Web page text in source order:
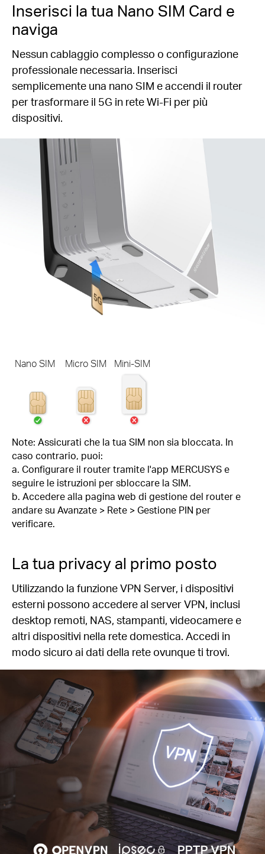
Inserisci la tua Nano SIM Card e
naviga
Nessun cablaggio complesso o configurazione
professionale necessaria. Inserisci
semplicemente una nano SIM e accendi il router
per trasformare il 5G in rete Wi-Fi per più
dispositivi.
Nano SIM Micro SIM Mini-SIM
Note: Assicurati che la tua SIM non sia bloccata. In
caso contrario, puoi:
a. Configurare il router tramite l'app MERCUSYS e
seguire le istruzioni per sbloccare la SIM.
b. Accedere alla pagina web di gestione del router e
andare su Avanzate > Rete > Gestione PIN per
verificare.
La tua privacy al primo posto
Utilizzando la funzione VPN Server, i dispositivi
esterni possono accedere al server VPN, inclusi
desktop remoti, NAS, stampanti, videocamere e
altri dispositivi nella rete domestica. Accedi in
modo sicuro ai dati della rete ovunque ti trovi.